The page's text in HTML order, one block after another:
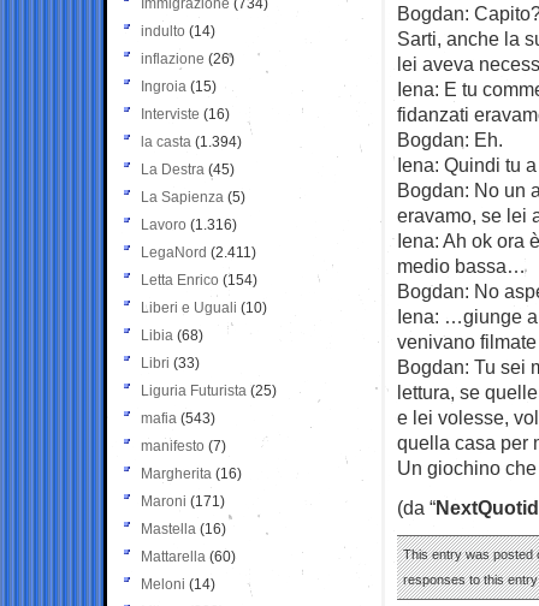
Bogdan:
Sarti, anche la
lei aveva
Iena: E tu
fidanzati
Bogdan: Eh.
Iena: Quindi tu
Bogdan: No un
eravamo, se lei
Iena: Ah ok ora
medio bassa…
Bogdan: No
Iena: …giunge
venivano
Bogdan: Tu sei
lettura, se
e lei volesse,
quella casa per
Un giochino
(da “
This entry was posted
responses to this
Immigrazione (734)
indulto (14)
inflazione (26)
Ingroia (15)
Interviste (16)
la casta (1.394)
La Destra (45)
La Sapienza (5)
Lavoro (1.316)
LegaNord (2.411)
Letta Enrico (154)
Liberi e Uguali (10)
Libia (68)
Libri (33)
Liguria Futurista (25)
mafia (543)
manifesto (7)
Margherita (16)
Maroni (171)
Mastella (16)
Mattarella (60)
Meloni (14)